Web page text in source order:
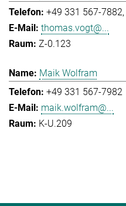
+49 331 567-7882
thomas.vogt@...
Z-0.123
Maik Wolfram
+49 331 567-7982
maik.wolfram@...
K-U.209